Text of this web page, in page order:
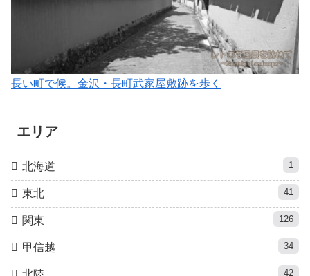
長い町で候。金沢・長町武家屋敷跡を歩く
エリア
北海道 1
東北 41
関東 126
甲信越 34
42